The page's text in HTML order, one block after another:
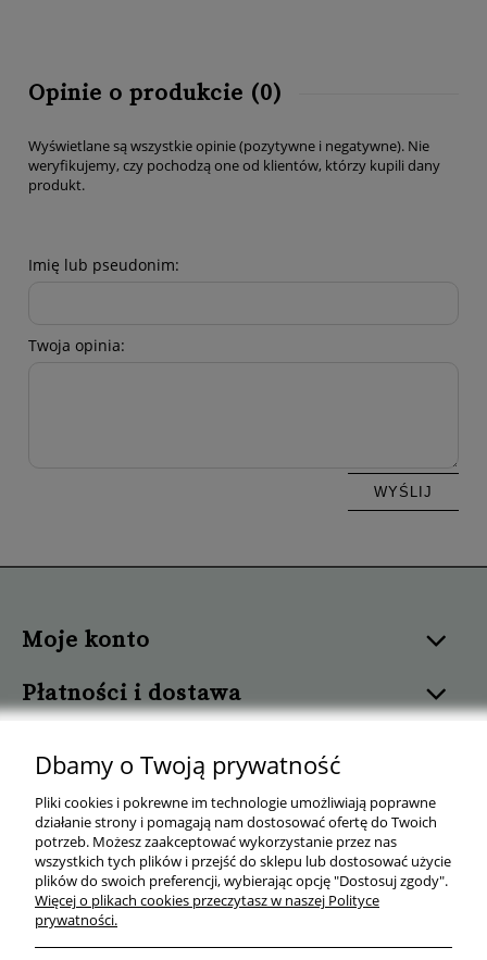
Opinie o produkcie (0)
Wyświetlane są wszystkie opinie (pozytywne i negatywne). Nie
weryfikujemy, czy pochodzą one od klientów, którzy kupili dany
produkt.
Imię lub pseudonim:
Twoja opinia:
WYŚLIJ
Moje konto
Płatności i dostawa
Pomoc
O nas
Dbamy o Twoją prywatność
Pliki cookies i pokrewne im technologie umożliwiają poprawne
działanie strony i pomagają nam dostosować ofertę do Twoich
potrzeb. Możesz zaakceptować wykorzystanie przez nas
wszystkich tych plików i przejść do sklepu lub dostosować użycie
plików do swoich preferencji, wybierając opcję "Dostosuj zgody".
Więcej o plikach cookies przeczytasz w naszej Polityce
prywatności.